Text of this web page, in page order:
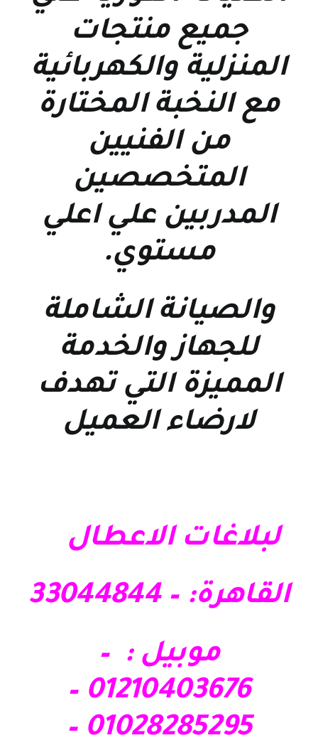
جميع منتجات
المنزلية والكهربائية
مع النخبة المختارة
من الفنيين
المتخصصين
المدربين علي اعلي
مستوي.
والصيانة الشاملة
للجهاز والخدمة
المميزة التي تهدف
لارضاء العميل
لبلاغات الاعطال
القاهرة: – 33044844
موبيل : –
01210403676 –
01028285295 –